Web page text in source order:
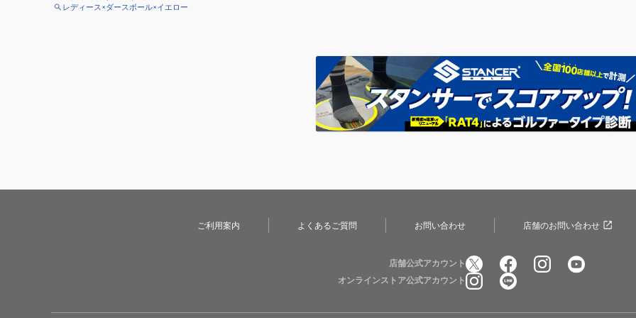
レディース×ダースボール×イエロー
ご利用案内 よくあるご質問 お問い合わせ 店舗のお問い合わせ
店舗公式アカウント
オンラインストア公式アカウント